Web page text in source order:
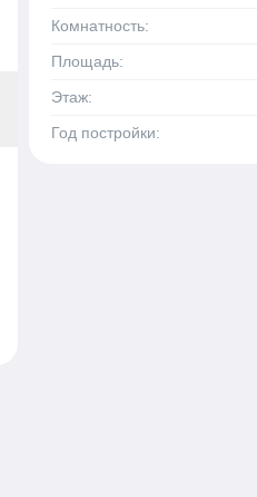
Комнатность:
Площадь:
Этаж:
Год постройки: